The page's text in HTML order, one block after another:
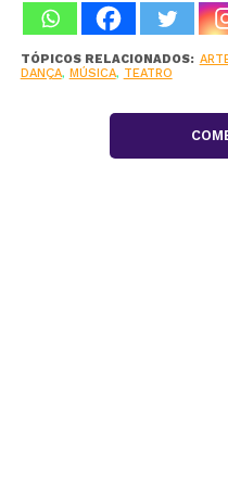
TÓPICOS RELACIONADOS:
DANÇA, MÚSICA, TEATRO